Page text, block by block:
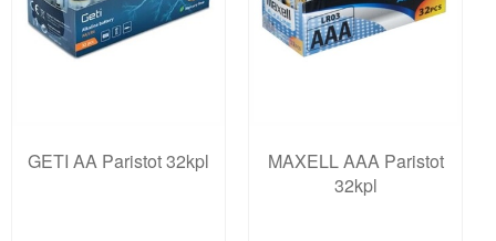
GETI AA Paristot 32kpl
MAXELL AAA Paristot
32kpl